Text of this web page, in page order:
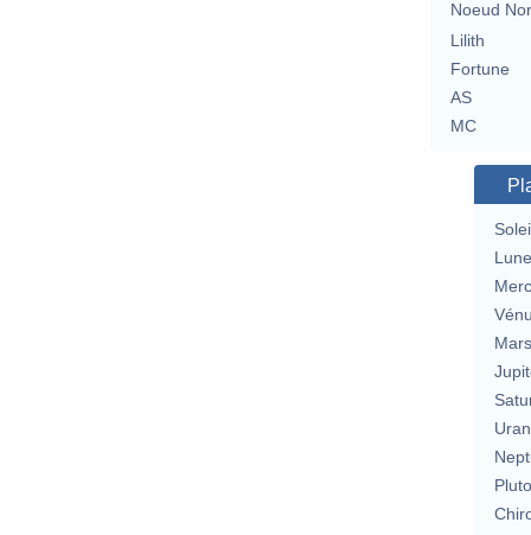
Noeud
Lilith
Fortune
AS
MC
Lune
Mars